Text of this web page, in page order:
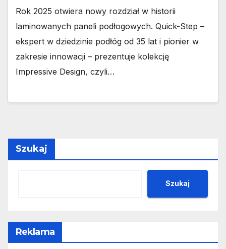
Rok 2025 otwiera nowy rozdział w historii
laminowanych paneli podłogowych. Quick-Step –
ekspert w dziedzinie podłóg od 35 lat i pionier w
zakresie innowacji – prezentuje kolekcję
Impressive Design, czyli…
Szukaj
Szukaj
Reklama